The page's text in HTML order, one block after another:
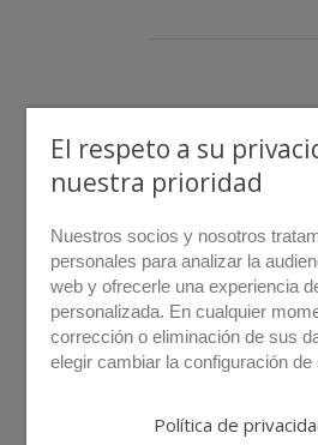
El respeto a su
nuestra prioridad
Nuestros socios y nosotros
personales para analizar la
web y ofrecerle una experiencia
personalizada. En cualquier
corrección o eliminación de sus
elegir cambiar la configuración
Política de